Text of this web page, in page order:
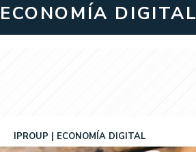
ECONOMÍA DIGITAL
IPROUP ECONOMÍA DIGITAL